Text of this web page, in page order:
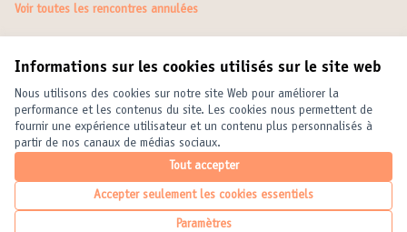
Informations sur les cookies utilisés sur le site web
Nous utilisons des cookies sur notre site Web pour améliorer la
performance et les contenus du site. Les cookies nous permettent de
fournir une expérience utilisateur et un contenu plus personnalisés à
partir de nos canaux de médias sociaux.
Tout accepter
Accepter seulement les cookies essentiels
Paramètres
Voir toutes les rencontres annulées
Conditions d'utilisation
Paramètres des cookies
United Cities and Local Governments sur X
(Lien externe)
United Cities and Local Governments sur Facebook
(Lien externe)
United Cities and Local Governments sur YouTube
(Lien externe)
Français
Elegir el idiomaChoose languageChoisir la langue
Licence
(Lien